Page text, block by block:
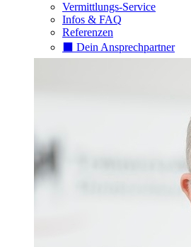
Vermittlungs-Service
Infos & FAQ
Referenzen
⬛️ Dein Ansprechpartner